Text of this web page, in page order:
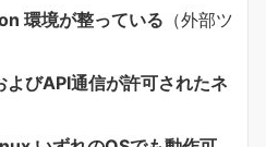
環境が整っている （外部ツ
よびAPI通信が許可されたネ